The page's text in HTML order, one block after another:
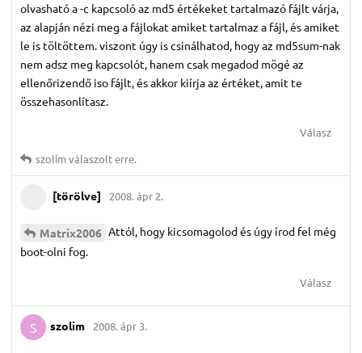
olvasható a -c kapcsoló az md5 értékeket tartalmazó fájlt várja,
az alapján nézi meg a fájlokat amiket tartalmaz a fájl, és amiket
le is töltöttem. viszont úgy is csinálhatod, hogy az md5sum-nak
nem adsz meg kapcsolót, hanem csak megadod mögé az
ellenőrizendő iso fájlt, és akkor kiírja az értéket, amit te
összehasonlítasz.
Válasz
szolimválaszolt erre.
[törölve] 2008. ápr 2.
Matrix2006 Attól, hogy kicsomagolod és úgy írod fel még
boot-olni fog.
Válasz
S szolim 2008. ápr 3.